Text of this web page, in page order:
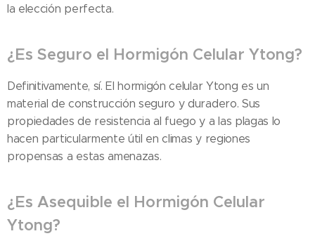
la elección perfecta.
¿Es Seguro el Hormigón Celular Ytong?
Definitivamente, sí. El hormigón celular Ytong es un
material de construcción seguro y duradero. Sus
propiedades de resistencia al fuego y a las plagas lo
hacen particularmente útil en climas y regiones
propensas a estas amenazas.
¿Es Asequible el Hormigón Celular
Ytong?